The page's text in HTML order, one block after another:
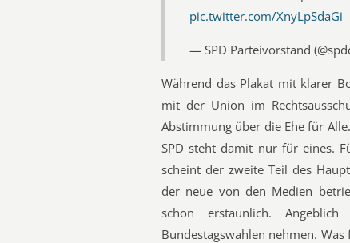
pic.twitter.com/XnyLpSdaGi
— SPD Parteivorstand
Während das Plakat mit klarer
mit der Union im
Abstimmung über die Ehe für
SPD steht damit nur für eines.
scheint der zweite Teil des
der neue von den Medien
schon erstaunlich.
Bundestagswahlen nehmen.